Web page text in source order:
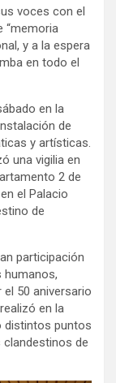
voces con el
“memoria
y a la espera
en todo el
en la
de
y artísticas.
una vigilia en
2 de
el Palacio
de
participación
humanos,
50 aniversario
en la
distintos puntos
de